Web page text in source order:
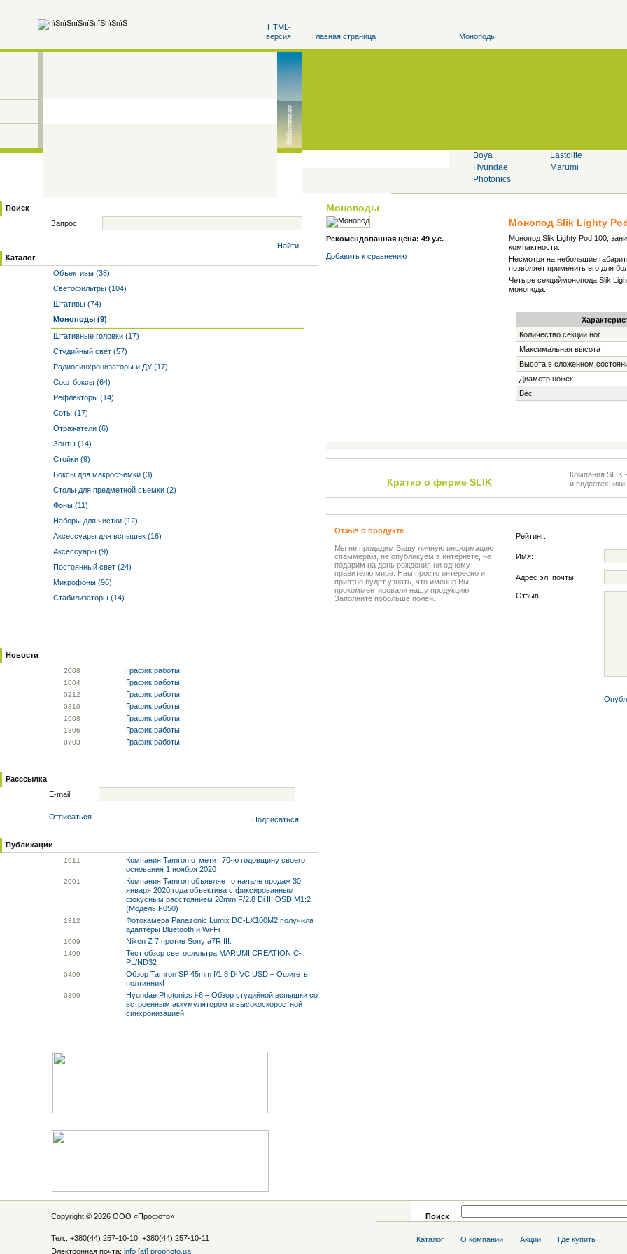
HTML-
версия
Главная страница Моноподы
Boya
Hyundae
Photonics
Lastolite
Marumi
Поиск
Запрос
Найти
Каталог
Объективы (38)
Светофильтры (104)
Штативы (74)
Моноподы (9)
Штативные головки (17)
Студийный свет (57)
Радиосинхронизаторы и ДУ (17)
Софтбоксы (64)
Рефлекторы (14)
Соты (17)
Отражатели (6)
Зонты (14)
Стойки (9)
Боксы для макросъемки (3)
Столы для предметной съемки (2)
Фоны (11)
Наборы для чистки (12)
Аксессуары для вспышек (16)
Аксессуары (9)
Постоянный свет (24)
Микрофоны (96)
Стабилизаторы (14)
Новости
2008 График работы
1004 График работы
0212 График работы
0810 График работы
1908 График работы
1306 График работы
0703 График работы
Расссылка
E-mail
Отписаться Подписаться
Публикации
1011
Компания Tamron отметит 70-ю годовщину своего
основания 1 ноября 2020
2001
Компания Tamron объявляет о начале продаж 30
января 2020 года объектива с фиксированным
фокусным расстоянием 20mm F/2.8 Di III OSD M1:2
(Модель F050)
1312
Фотокамера Panasonic Lumix DC-LX100M2 получила
адаптеры Bluetooth и Wi-Fi
1009 Nikon Z 7 против Sony a7R III.
1409
Тест обзор светофильтра MARUMI CREATION C-
PL/ND32
0409
Обзор Tamron SP 45mm f/1.8 Di VC USD – Офигеть
полтинник!
0309
Hyundae Photonics i-6 – Обзор студийной вспышки со
встроенным аккумулятором и высокоскоростной
синхронизацией.
Моноподы
Рекомендованная цена: 49 у.е.
Добавить к cравнению
Монопод Slik Lighty
Монопод Slik Lighty Pod 100,
компактности.
Несмотря на небольшие
позволяет применить его для
Четыре секциймонопода Slik
монопода.
Количество секций ног
Максимальная высота
Высота в сложенном
Диаметр ножек
Вес
Кратко о фирме SLIK
Компания SLIK
и видеотехники
Отзыв о продукте
Мы не продадим Вашу личную информацию
спаммерам, не опубликуем в интернете, не
подарим на день рождения ни одному
правителю мира. Нам просто интересно и
приятно будет узнать, что именно Вы
прокомментировали нашу продукцию.
Заполните побольше полей.
Рейтинг:
Имя:
Адрес эл. почты:
Отзыв:
Copyright © 2026 ООО «Профото»
Тел.: +380(44) 257-10-10, +380(44) 257-10-11
Электронная почта: info [at] prophoto.ua
Поиск
Каталог О компании Акции Где купить